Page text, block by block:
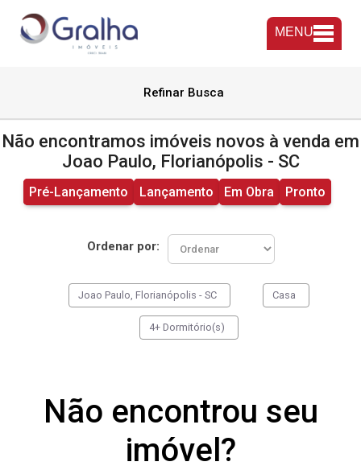
MENU
Refinar Busca
Não encontramos imóveis novos à venda em
Joao Paulo, Florianópolis - SC
Pré-Lançamento Lançamento Em Obra Pronto
Ordenar por:
Joao Paulo, Florianópolis - SC Casa
4+ Dormitório(s)
Não encontrou seu
imóvel?